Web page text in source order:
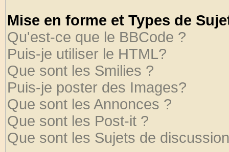
Mise en forme et Types de
Qu'est-ce que le BBCode ?
Puis-je utiliser le HTML?
Que sont les Smilies ?
Puis-je poster des Images?
Que sont les Annonces ?
Que sont les Post-it ?
Que sont les Sujets de